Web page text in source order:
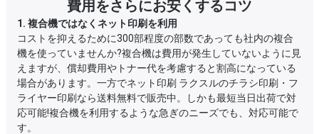
費用をさらにお安くするコツ
1. 複合機ではなくネット印刷を利用
コストを抑えるために300部程度の部数であっても社内の複合
機を使っていませんか?複合機は費用が発生していないように見
えますが、償却費用やトナー代を考慮すると割高になっている
場合があります。一方でネット印刷 ラクスルのチラシ印刷・フ
ライヤー印刷なら送料無料で販売中。しかも最短当日出荷で対
応可能!複合機を利用するような急ぎのニーズでも、対応可能で
す。